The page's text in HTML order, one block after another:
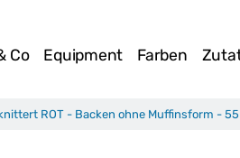
Co Equipment Farben
ROT - Backen ohne Muffinsform -